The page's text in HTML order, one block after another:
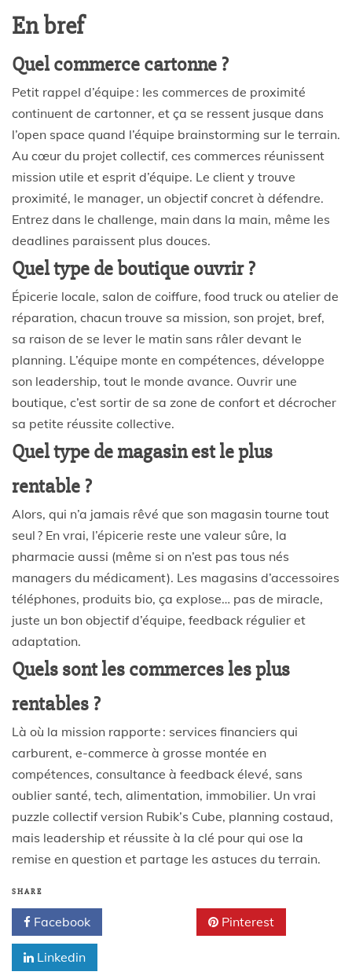
En bref
Quel commerce cartonne ?
Petit rappel d’équipe : les commerces de proximité
continuent de cartonner, et ça se ressent jusque dans
l’open space quand l’équipe brainstorming sur le terrain.
Au cœur du projet collectif, ces commerces réunissent
mission utile et esprit d’équipe. Le client y trouve
proximité, le manager, un objectif concret à défendre.
Entrez dans le challenge, main dans la main, même les
deadlines paraissent plus douces.
Quel type de boutique ouvrir ?
Épicerie locale, salon de coiffure, food truck ou atelier de
réparation, chacun trouve sa mission, son projet, bref,
sa raison de se lever le matin sans râler devant le
planning. L’équipe monte en compétences, développe
son leadership, tout le monde avance. Ouvrir une
boutique, c’est sortir de sa zone de confort et décrocher
sa petite réussite collective.
Quel type de magasin est le plus
rentable ?
Alors, qui n’a jamais rêvé que son magasin tourne tout
seul ? En vrai, l’épicerie reste une valeur sûre, la
pharmacie aussi (même si on n’est pas tous nés
managers du médicament). Les magasins d’accessoires
téléphones, produits bio, ça explose… pas de miracle,
juste un bon objectif d’équipe, feedback régulier et
adaptation.
Quels sont les commerces les plus
rentables ?
Là où la mission rapporte : services financiers qui
carburent, e-commerce à grosse montée en
compétences, consultance à feedback élevé, sans
oublier santé, tech, alimentation, immobilier. Un vrai
puzzle collectif version Rubik’s Cube, planning costaud,
mais leadership et réussite à la clé pour qui ose la
remise en question et partage les astuces du terrain.
SHARE
Facebook Pinterest
Linkedin